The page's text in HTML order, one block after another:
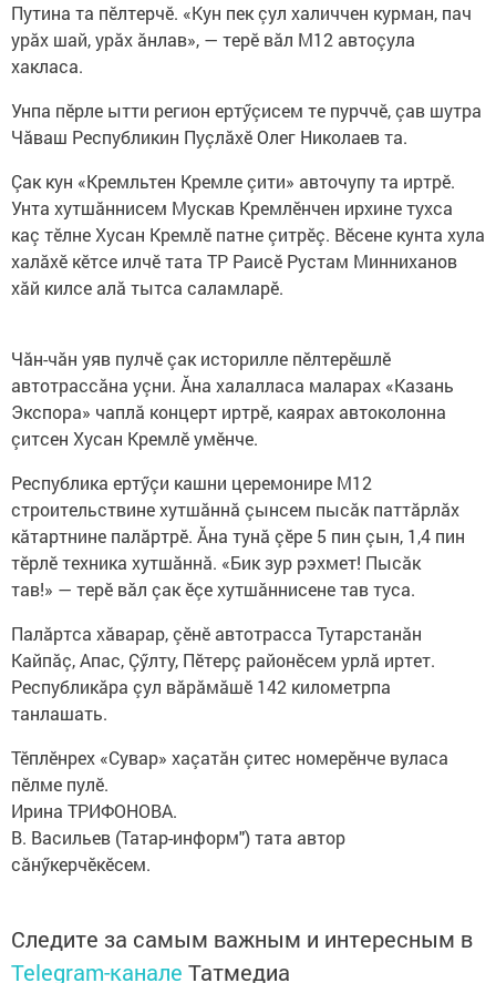
Путина та пӗлтерчӗ. «Кун пек çул халиччен курман, пач
урăх шай, урăх ăнлав», — терӗ вăл М12 автоçула
хакласа.
Унпа пӗрле ытти регион ертӳçисем те пурччӗ, çав шутра
Чăваш Республикин Пуçлăхӗ Олег Николаев та.
Çак кун «Кремльтен Кремле çити» авточупу та иртрӗ.
Унта хутшăннисем Мускав Кремлӗнчен ирхине тухса
каç тӗлне Хусан Кремлӗ патне çитрӗç. Вӗсене кунта хула
халăхӗ кӗтсе илчӗ тата ТР Раисӗ Рустам Минниханов
хăй килсе алă тытса саламларӗ.
Чăн-чăн уяв пулчӗ çак историлле пӗлтерӗшлӗ
автотрассăна уçни. Ăна халалласа маларах «Казань
Экспора» чаплă концерт иртрӗ, каярах автоколонна
çитсен Хусан Кремлӗ умӗнче.
Республика ертӳçи кашни церемонире М12
строительствине хутшăннă çынсем пысăк паттăрлăх
кăтартнине палăртрӗ. Ăна тунă çӗре 5 пин çын, 1,4 пин
тӗрлӗ техника хутшăннă. «Бик зур рэхмет! Пысăк
тав!» — терӗ вăл çак ӗçе хутшăннисене тав туса.
Палăртса хăварар, çӗнӗ автотрасса Тутарстанăн
Кайпăç, Апас, Çӳлту, Пӗтерç районӗсем урлă иртет.
Республикăра çул вăрăмăшӗ 142 километрпа
танлашать.
Тӗплӗнрех «Сувар» хаçатăн çитес номерӗнче вуласа
пӗлме пулӗ.
Ирина ТРИФОНОВА.
В. Васильев (Татар-информ") тата автор
сăнӳкерчӗкӗсем.
Следите за самым важным и интересным в
Telegram-канале Татмедиа